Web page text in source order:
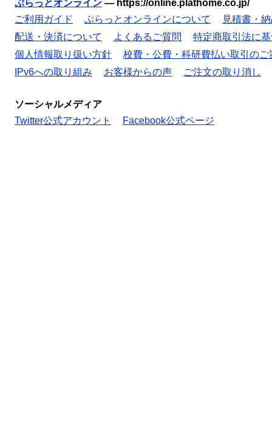
ぷらっとオンライン — https://online.plathome.co.jp/
ご利用ガイド
ぷらっとオンラインについて
見積書・
配送・決済について
よくあるご質問
特定商取引法に
個人情報取り扱い方針
校費・公費・科研費払い取引のご
IPv6への取り組み
お客様からの声 ご注文の取り消し
ソーシャルメディア
Twitter公式アカウント
Facebook公式ページ